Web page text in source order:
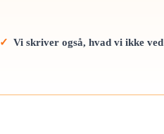
Vi skriver også, hvad vi ikke ved